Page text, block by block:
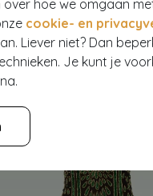
over hoe we omgaan
cookie- en
Liever niet? Dan
Je kunt je
BUNNY BUSINESS BABE
pencil jurk in
€ 51,95